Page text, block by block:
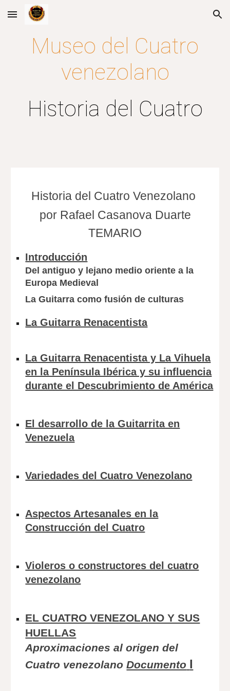
Skip to main content Skip to navigation
Museo del Cuatro
venezolano
Historia del Cuatro
Historia del Cuatro Venezolano
por Rafael Casanova Duarte
TEMARIO
Introducción
Del antiguo y lejano medio oriente a la
Europa Medieval
La Guitarra como fusión de culturas
La Guitarra Renacentista
La Guitarra Renacentista y La Vihuela
en la Península Ibérica y su influencia
durante el Descubrimiento de América
El desarrollo de la Guitarrita en
Venezuela
Variedades del Cuatro Venezolano
Aspectos Artesanales en la
Construcción del Cuatro
Violeros o constructores del cuatro
venezolano
EL CUATRO VENEZOLANO Y SUS
HUELLAS
Aproximaciones al origen del
Cuatro venezolanoDocumento I